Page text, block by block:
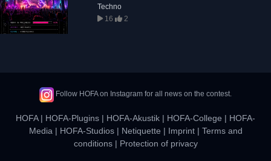
Techno
16
2
Follow HOFA on Instagram for all news on the contest.
HOFA| HOFA-Plugins | HOFA-Akustik | HOFA-College | HOFA-
Media | HOFA-Studios| Netiquette | Imprint| Terms and
conditions| Protection of privacy